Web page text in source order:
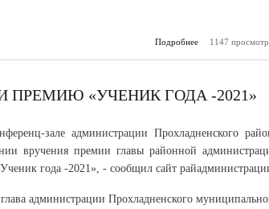
Подробнее
о В Нальчике
1147
«УЧЕНИК ГОДА -2021»
зале администрации Прохладненского
вручения премии главы районной
года -2021», - сообщил сайт
администрации Прохладненского